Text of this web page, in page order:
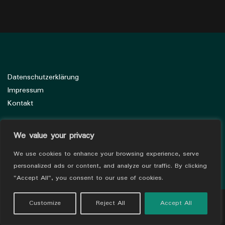
We value your privacy
We use cookies to enhance your browsing experience, serve
personalized ads or content, and analyze our traffic. By clicking
"Accept All", you consent to our use of cookies.
Customize Reject All Accept All
Datenschutzerklärung
Impressum
Kontakt